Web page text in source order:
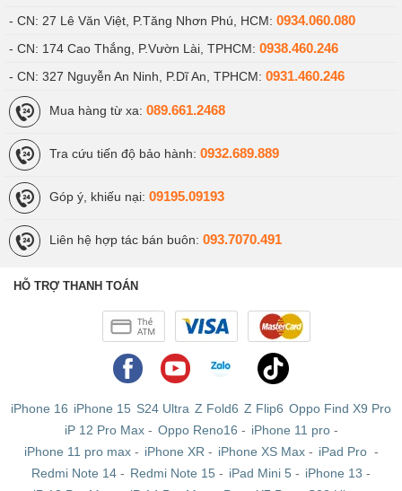
- CN: 27 Lê Văn Việt, P.Tăng Nhơn Phú, HCM: 0934.060.080
- CN: 174 Cao Thắng, P.Vườn Lài, TPHCM: 0938.460.246
- CN: 327 Nguyễn An Ninh, P.Dĩ An, TPHCM: 0931.460.246
Mua hàng từ xa: 089.661.2468
Tra cứu tiến độ bảo hành: 0932.689.889
Góp ý, khiếu nại: 09195.09193
Liên hệ hợp tác bán buôn: 093.7070.491
HỖ TRỢ THANH TOÁN
iPhone 16 iPhone 15 S24 Ultra Z Fold6 Z Flip6 Oppo Find X9 Pro
iP 12 Pro Max- Oppo Reno16 - iPhone 11 pro-
iPhone 11 pro max- iPhone XR - iPhone XS Max- iPad Pro -
Redmi Note 14 - Redmi Note 15 - iPad Mini 5 - iPhone 13 -